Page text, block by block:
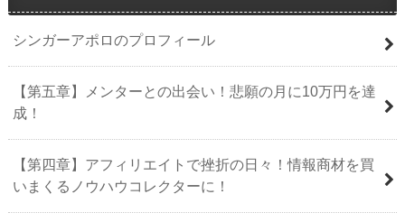
シンガーアポロのプロフィール
【第五章】メンターとの出会い！悲願の月に10万円を達
成！
【第四章】アフィリエイトで挫折の日々！情報商材を買
いまくるノウハウコレクターに！